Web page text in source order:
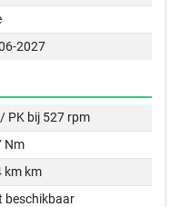
2027
/ PK bij 527 rpm
Nm
km km
beschikbaar